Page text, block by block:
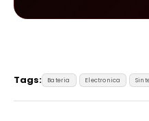
Tags: Bateria Electronica